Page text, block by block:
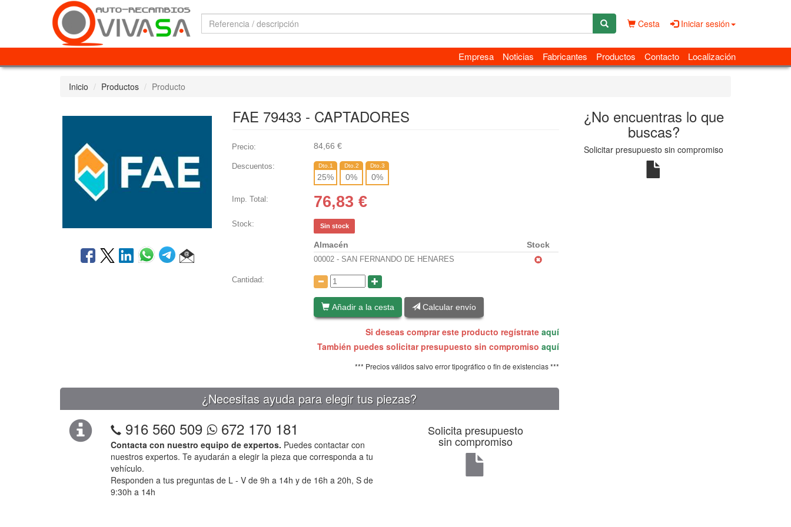
Cesta Iniciar sesión
Empresa Noticias Fabricantes Productos Contacto Localización
Inicio Productos Producto
FAE 79433 - CAPTADORES
Precio: 84,66 €
Descuentos: Dto.1
25%
Dto.2
0%
Dto.3
0%
Imp. Total: 76,83 €
Stock: Sin stock
Almacén Stock
00002 - SAN FERNANDO DE HENARES
Cantidad:
Añadir a la cesta Calcular envío
Si deseas comprar este producto regístrate aquí
También puedes solicitar presupuesto sin compromiso aquí
*** Precios válidos salvo error tipográfico o fin de existencias ***
¿Necesitas ayuda para elegir tus piezas?
916 560 509 672 170 181
Contacta con nuestro equipo de expertos. Puedes contactar con
nuestros expertos. Te ayudarán a elegir la pieza que corresponda a tu
vehículo.
Responden a tus preguntas de L - V de 9h a 14h y de 16h a 20h, S de
9:30h a 14h
Solicita presupuesto
sin compromiso
¿No encuentras lo que
buscas?
Solicitar presupuesto sin compromiso